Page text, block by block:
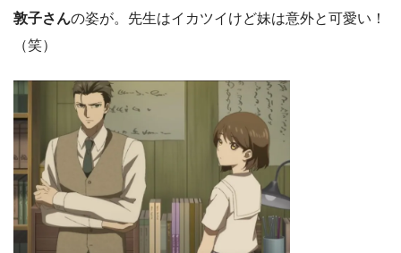
敦子さんの姿が。先生はイカツイけど妹は意外と可愛い！
（笑）